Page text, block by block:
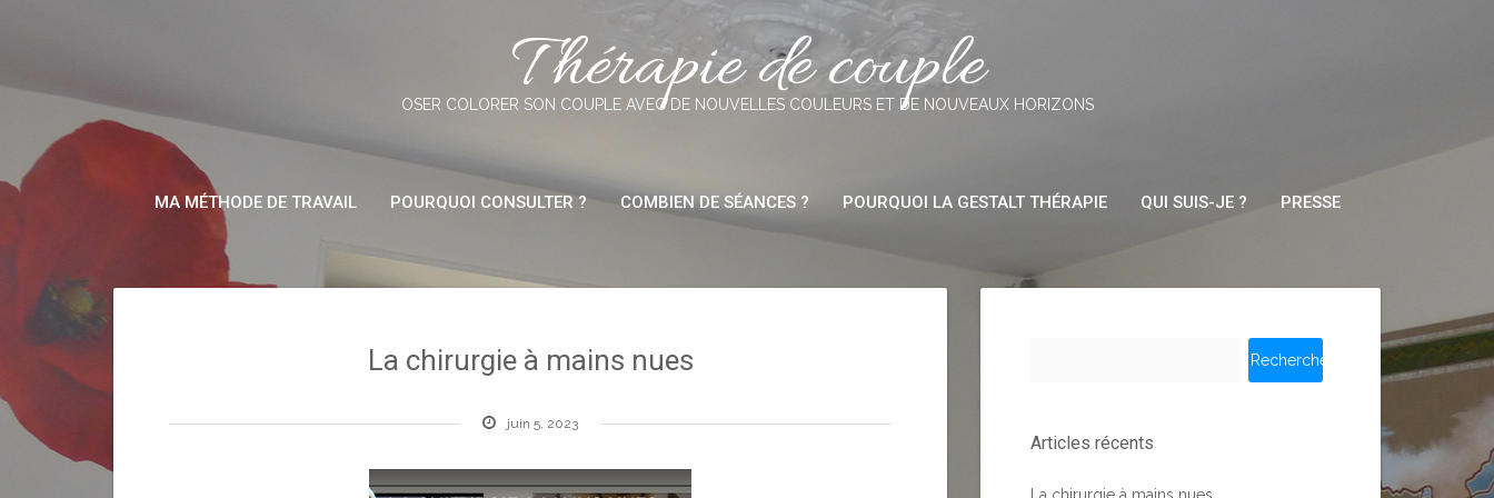
Thérapie de couple
OSER COLORER SON COUPLE AVEC DE NOUVELLES COULEURS ET DE NOUVEAUX HORIZONS
MA MÉTHODE DE TRAVAIL POURQUOI CONSULTER ? COMBIEN DE SÉANCES ? POURQUOI LA GESTALT THÉRAPIE QUI SUIS-JE ? PRESSE
La chirurgie à mains nues
juin 5, 2023
Articles récents